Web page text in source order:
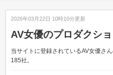
2026年03月22日 10時10分更新
AV女優のプロダクシ
当サイトに登録されているAV女優さ
185社。